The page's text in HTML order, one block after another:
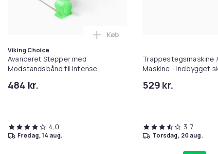
Viking Choice
Avanceret Stepper med
Modstandsbånd til Intense
484 kr.
Læg Avanceret Stepper med
Køb
4,0
fredag, 14 aug.
Trappestegsmaskine
Maskine - Indbygget
529 kr.
3,7
torsdag, 20 aug.